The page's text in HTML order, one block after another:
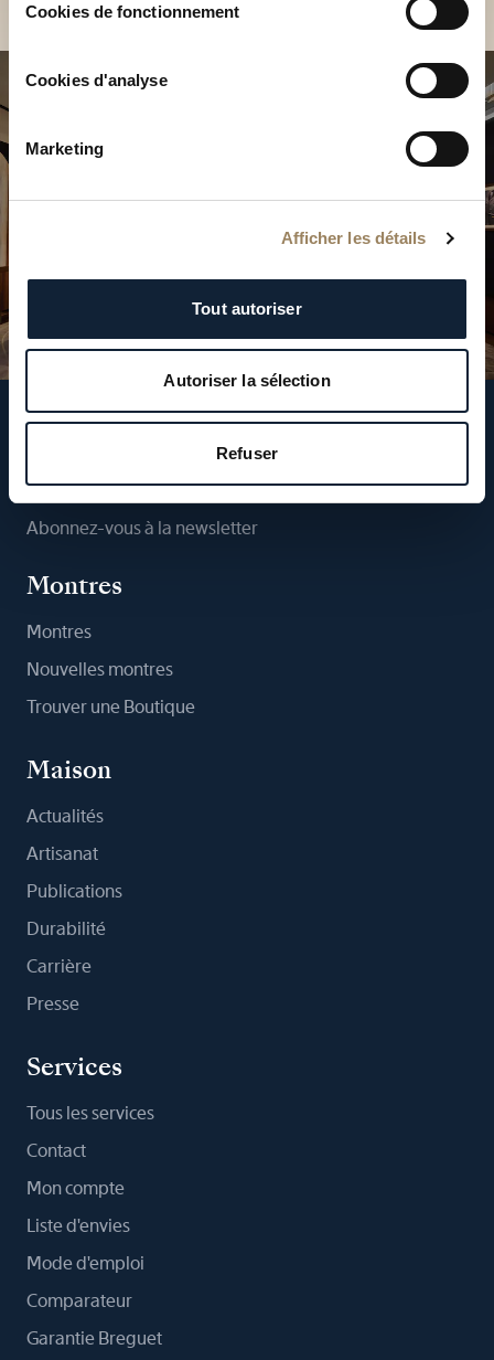
Cookies de fonctionnement
Cookies d'analyse
Marketing
Afficher les détails
Tout autoriser
Autoriser la sélection
Refuser
Suivez-nous
Abonnez-vous à la newsletter
Montres
Montres
Nouvelles montres
Trouver une Boutique
Maison
Actualités
Artisanat
Publications
Durabilité
Carrière
Presse
Services
Tous les services
Contact
Mon compte
Liste d'envies
Mode d'emploi
Comparateur
Garantie Breguet